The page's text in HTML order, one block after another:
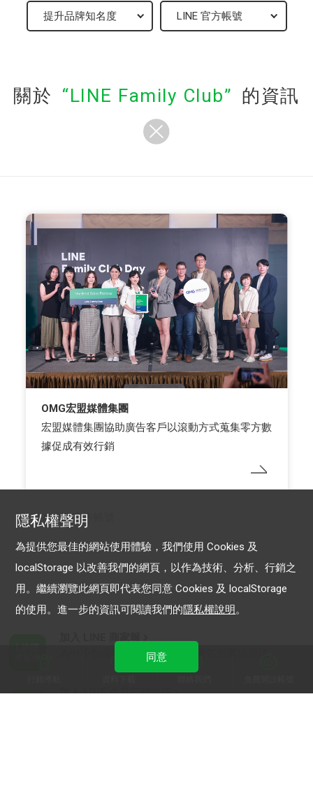
關於 LINE Family Club 的資訊
OMG宏盟媒體集團
宏盟媒體集團協助廣告客戶以滾動方式蒐集零方數
據促成有效行銷
LINE 官方帳號
為中小型商家提供LINE最新的廣告方案與資訊
加入 LINE 企業行銷快訊
隱私權聲明
為提供您最佳的網站使用體驗，我們使用 Cookies 及
localStorage 以改善我們的網頁，以作為技術、分析、行銷之
用。繼續瀏覽此網頁即代表您同意 Cookies 及 localStorage
的使用。進一步的資訊可閱讀我們的隱私權說明。
同意